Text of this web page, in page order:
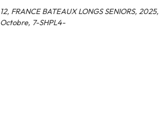
12, FRANCE BATEAUX LONGS SENIORS, 2025,
Octobre, 7-SHPL4-